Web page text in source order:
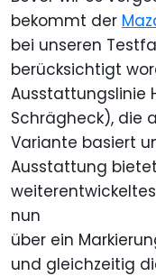
bekommt der
bei unseren
berücksichtigt
Ausstattungslinie
Schrägheck), die
Variante basiert
Ausstattung
nun
über ein
und gleichzeitig